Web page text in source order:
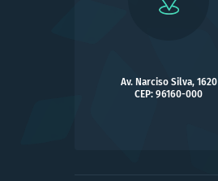
Av. Narciso Silva, 1620
CEP: 96160-000